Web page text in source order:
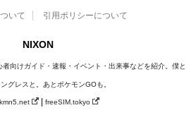
いて 引用ポリシーについて
NIXON
向けガイド・速報・イベント・出来事などを紹介。僕と
グレスと。あとポケモンGOも。
| freeSIM.tokyo